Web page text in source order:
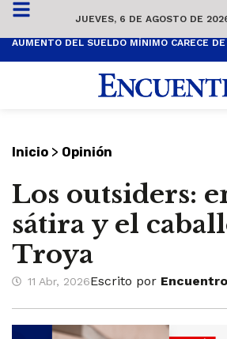
JUEVES, 6 DE AGOSTO DE
Inicio > Opinión
Los outsiders:
sátira y el
Troya
11 Abr, 2026Escrito por Encuentro